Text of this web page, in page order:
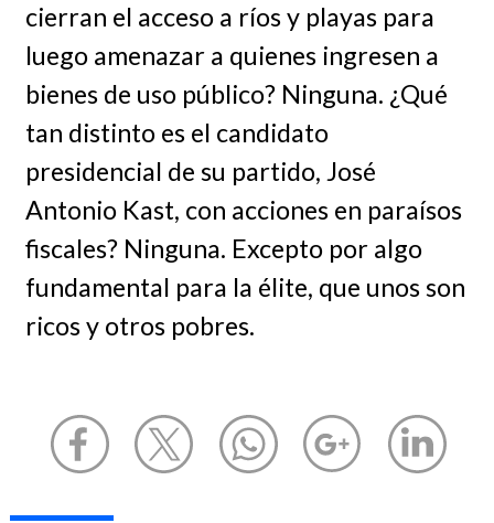
cierran el acceso a ríos y playas para
luego amenazar a quienes ingresen a
bienes de uso público? Ninguna. ¿Qué
tan distinto es el candidato
presidencial de su partido, José
Antonio Kast, con acciones en paraísos
fiscales? Ninguna. Excepto por algo
fundamental para la élite, que unos son
ricos y otros pobres.